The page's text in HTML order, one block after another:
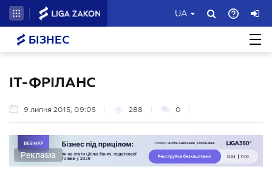
UA
БІЗНЕС
IT-ФРІЛАНС
9 липня 2015, 09:05 288 0
Реклама